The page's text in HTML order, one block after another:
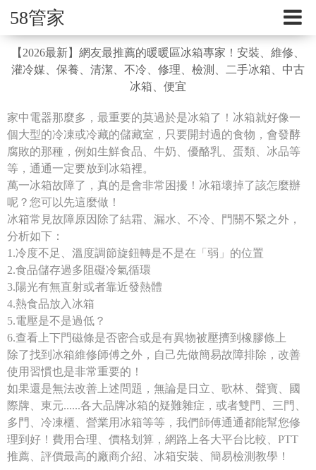
58管家
【2026最新】網友最推薦的暖暖區冰箱專家！安裝、維修、
灌冷媒、保養、清潔、不冷、修理、檢測、二手冰箱、中古
冰箱、便宜
家中電器那麼多，最重要的莫過於是冰箱了！冰箱就好像一
個大型的冷凍或冷藏的儲藏室，只要開封過的食物，會發酵
腐敗的那種，例如生鮮食品、牛奶、優酪乳、蛋類、冰品等
等，通通一定要放到冰箱裡。
萬一冰箱故障了，真的是會非常困擾！冰箱壞掉了該怎麼辦
呢？您可以先這麼做！
冰箱常見故障原因除了結霜、漏水、不冷、門關不緊之外，
分析如下：
1.冷度不足、溫度調節旋鈕轉是不是在「弱」的位置
2.食品儲存過多阻礙冷氣循環
3.陽光有無直射或者靠近發熱體
4.熱食品放入冰箱
5.電壓是不是過低？
6.查看上下門磁條是否密合或是有異物被壓擠到橡膠條上
除了找到冰箱維修師傅之外，自己先做簡易故障排除，改善
使用習慣也是非常重要的！
如果還是無法改善上述問題，無論是日立、歌林、聲寶、國
際牌、東元......各大品牌冰箱的疑難雜症，或者雙門、三門、
多門、冷凍櫃、營業用冰箱等等，我們師傅通通都能幫您修
理到好！費用合理、價格划算，網路上各大平台比較、PTT
推薦、評價最高的廠商介紹、冰箱安裝、簡易檢測教學！